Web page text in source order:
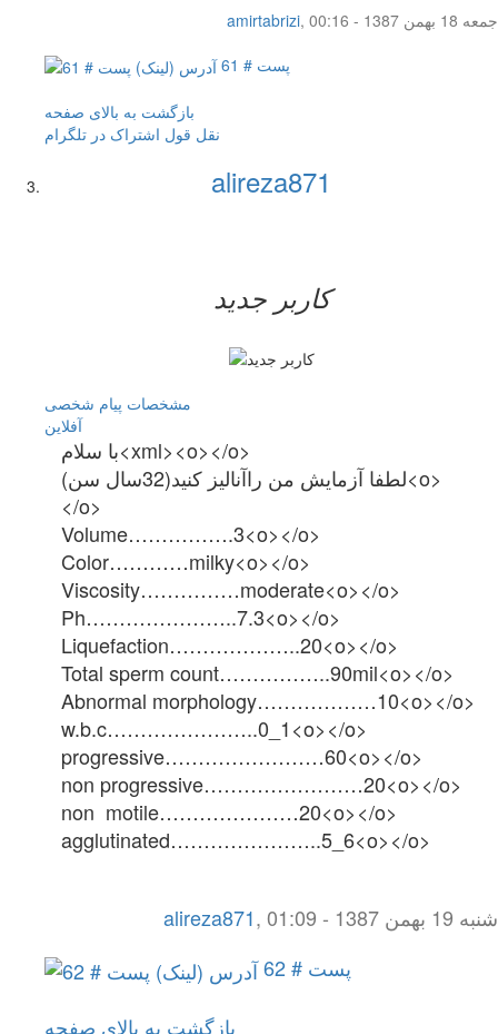
amirtabrizi,
جمعه 18 بهمن 1387 - 00:16
پست # 61
بازگشت به بالای صفحه
نقل قول اشتراک در تلگرام
alireza871
کاربر جدید
مشخصات پیام شخصی
آفلاين
با سلام<xml><o></o>
لطفا آزمايش من راآناليز كنيد(32سال سن)<o>
</o>
Volume…………….3<o></o>
Color…………milky<o></o>
Viscosity……………moderate<o></o>
Ph…………………..7.3<o></o>
Liquefaction………………..20<o></o>
Total sperm count……………..90mil<o></o>
Abnormal morphology………………10<o></o>
w.b.c…………………..0_1<o></o>
progressive……………………60<o></o>
non progressive……………………20<o></o>
non motile…………………20<o></o>
agglutinated…………………..5_6<o></o>
alireza871,
شنبه 19 بهمن 1387 - 01:09
پست # 62
بازگشت به بالای صفحه